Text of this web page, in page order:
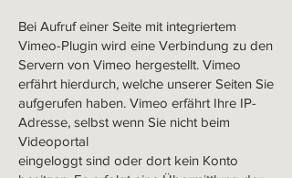
Bei Aufruf einer Seite mit integriertem
Vimeo-Plugin wird eine Verbindung zu den
Servern von Vimeo hergestellt. Vimeo
erfährt hierdurch, welche unserer Seiten Sie
aufgerufen haben. Vimeo erfährt Ihre IP-
Adresse, selbst wenn Sie nicht beim
Videoportal
eingeloggt sind oder dort kein Konto